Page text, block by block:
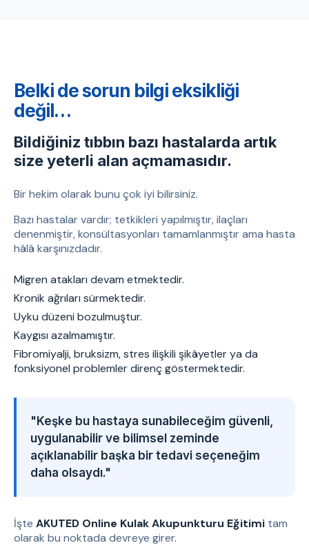
Belki de sorun bilgi eksikliği
değil…
Bildiğiniz tıbbın bazı hastalarda artık
size yeterli alan açmamasıdır.
Bir hekim olarak bunu çok iyi bilirsiniz.
Bazı hastalar vardır; tetkikleri yapılmıştır, ilaçları
denenmiştir, konsültasyonları tamamlanmıştır ama hasta
hâlâ karşınızdadır.
Migren atakları devam etmektedir.
Kronik ağrıları sürmektedir.
Uyku düzeni bozulmuştur.
Kaygısı azalmamıştır.
Fibromiyalji, bruksizm, stres ilişkili şikâyetler ya da
fonksiyonel problemler direnç göstermektedir.
"Keşke bu hastaya sunabileceğim güvenli,
uygulanabilir ve bilimsel zeminde
açıklanabilir başka bir tedavi seçeneğim
daha olsaydı."
İşte AKUTED Online Kulak Akupunkturu Eğitimi tam
olarak bu noktada devreye girer.